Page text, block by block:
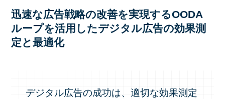
迅速な広告戦略の改善を実現するOODA
ループを活用したデジタル広告の効果測
定と最適化
デジタル広告の成功は、適切な効果測定